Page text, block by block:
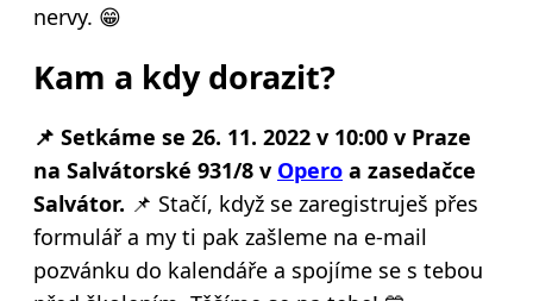
nervy. 😁
Kam a kdy dorazit?
📌 Setkáme se 26. 11. 2022 v 10:00 v Praze
na Salvátorské 931/8 v Opero a zasedačce
Salvátor. 📌 Stačí, když se zaregistruješ přes
formulář a my ti pak zašleme na e-mail
pozvánku do kalendáře a spojíme se s tebou